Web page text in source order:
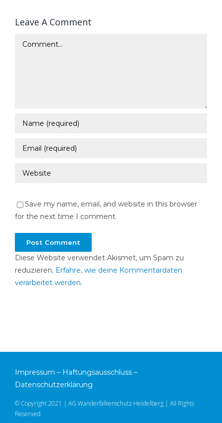
Leave A Comment
Comment
Save my name, email, and website in this browser
for the next time I comment.
Diese Website verwendet Akismet, um Spam zu
reduzieren. Erfahre, wie deine Kommentardaten
verarbeitet werden.
Impressum – Haftungsausschluss –
Datenschutzerklärung
© Copyright 2021 | AG Wanderfalkenschutz Heidelberg | All Rights
Reserved